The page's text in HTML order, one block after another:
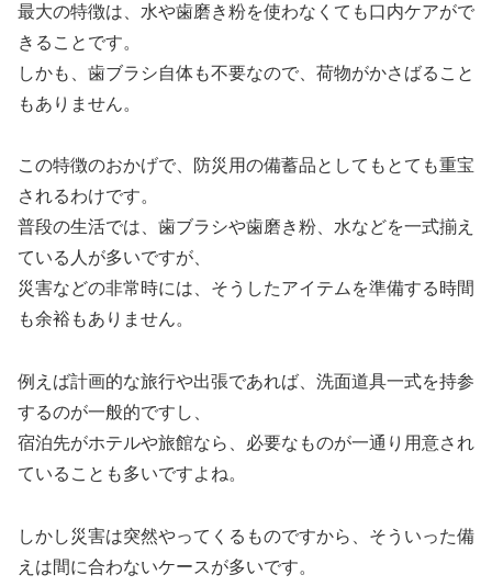
最大の特徴は、水や歯磨き粉を使わなくても口内ケアがで
きることです。
しかも、歯ブラシ自体も不要なので、荷物がかさばること
もありません。
この特徴のおかげで、防災用の備蓄品としてもとても重宝
されるわけです。
普段の生活では、歯ブラシや歯磨き粉、水などを一式揃え
ている人が多いですが、
災害などの非常時には、そうしたアイテムを準備する時間
も余裕もありません。
例えば計画的な旅行や出張であれば、洗面道具一式を持参
するのが一般的ですし、
宿泊先がホテルや旅館なら、必要なものが一通り用意され
ていることも多いですよね。
しかし災害は突然やってくるものですから、そういった備
えは間に合わないケースが多いです。